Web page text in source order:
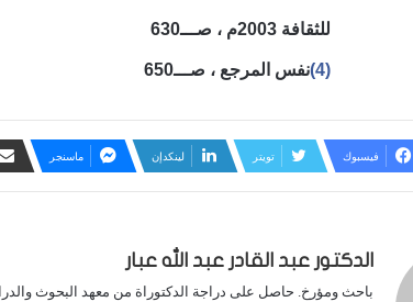
للثقافة 2003م ، صـــ630
(4) نفس المرجع ، صـــ650
فيسبوك تويتر لينكدإن ماسنجر
الدكتور عبد القادر عبد الله عبار
باحث ومؤرخ. حاصل على دراجة الدكتوراة من معهد البحوث